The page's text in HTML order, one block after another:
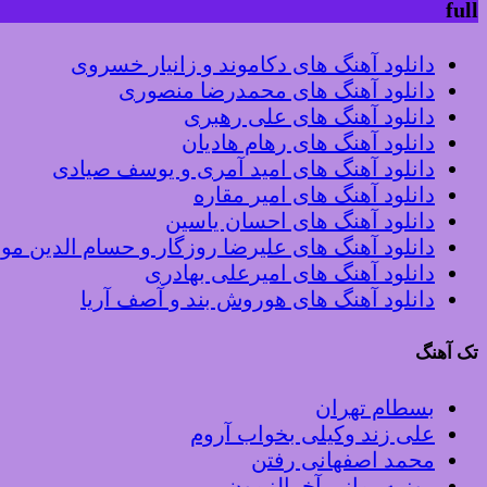
full
دانلود آهنگ های دکاموند و زانیار خسروی
دانلود آهنگ های محمدرضا منصوری
دانلود آهنگ های علی رهبری
دانلود آهنگ های رهام هادیان
دانلود آهنگ های امید آمری و یوسف صیادی
دانلود آهنگ های امیر مقاره
دانلود آهنگ های احسان یاسین
دانلود آهنگ های علیرضا روزگار و حسام الدین
دانلود آهنگ های امیرعلی بهادری
دانلود آهنگ های هوروش بند و آصف آریا
تک آهنگ
بسطام تهران
علی زند وکیلی بخواب آروم
محمد اصفهانی رفتن